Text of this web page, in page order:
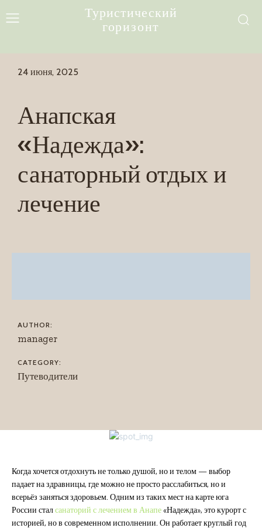
Туристический
горизонт
Анапская
«Надежда»:
санаторный отдых и
лечение
24 июня, 2025
AUTHOR:
manager
CATEGORY:
Путеводители
Когда хочется отдохнуть не только душой, но и телом — выбор
падает на здравницы, где можно не просто расслабиться, но и
всерьёз заняться здоровьем. Одним из таких мест на карте юга
России сталсанаторий с лечением в Анапе«Надежда», это курорт с
историей, но в современном исполнении. Он работает круглый год